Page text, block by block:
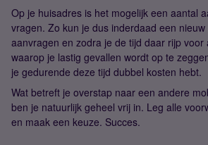
Op je huisadres is het mogelijk een aantal
vragen. Zo kun je dus inderdaad een
aanvragen en zodra je de tijd daar rijp voor
waarop je lastig gevallen wordt op te
je gedurende deze tijd dubbel kosten hebt.
Wat betreft je overstap naar een andere
ben je natuurlijk geheel vrij in. Leg alle
en maak een keuze. Succes.